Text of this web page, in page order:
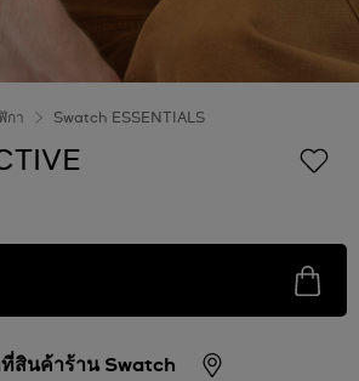
กา Swatch ESSENTIALS
สินค้าร้าน Swatch